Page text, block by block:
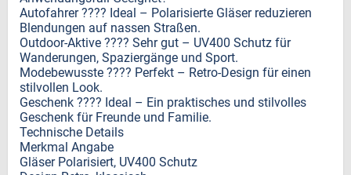
Autofahrer ???? Ideal – Polarisierte Gläser reduzieren
Blendungen auf nassen Straßen.
Outdoor-Aktive ???? Sehr gut – UV400 Schutz für
Wanderungen, Spaziergänge und Sport.
Modebewusste ???? Perfekt – Retro-Design für einen
stilvollen Look.
Geschenk ???? Ideal – Ein praktisches und stilvolles
Geschenk für Freunde und Familie.
Technische Details
Merkmal Angabe
Gläser Polarisiert, UV400 Schutz